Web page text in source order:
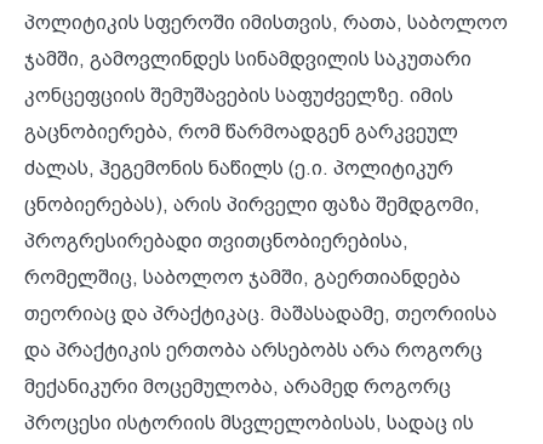
პოლიტიკის სფეროში იმისთვის, რათა, საბოლოო
ჯამში, გამოვლინდეს სინამდვილის საკუთარი
კონცეფციის შემუშავების საფუძველზე. იმის
გაცნობიერება, რომ წარმოადგენ გარკვეულ
ძალას, ჰეგემონის ნაწილს (ე.ი. პოლიტიკურ
ცნობიერებას), არის პირველი ფაზა შემდგომი,
პროგრესირებადი თვითცნობიერებისა,
რომელშიც, საბოლოო ჯამში, გაერთიანდება
თეორიაც და პრაქტიკაც. მაშასადამე, თეორიისა
და პრაქტიკის ერთობა არსებობს არა როგორც
მექანიკური მოცემულობა, არამედ როგორც
პროცესი ისტორიის მსვლელობისას, სადაც ის